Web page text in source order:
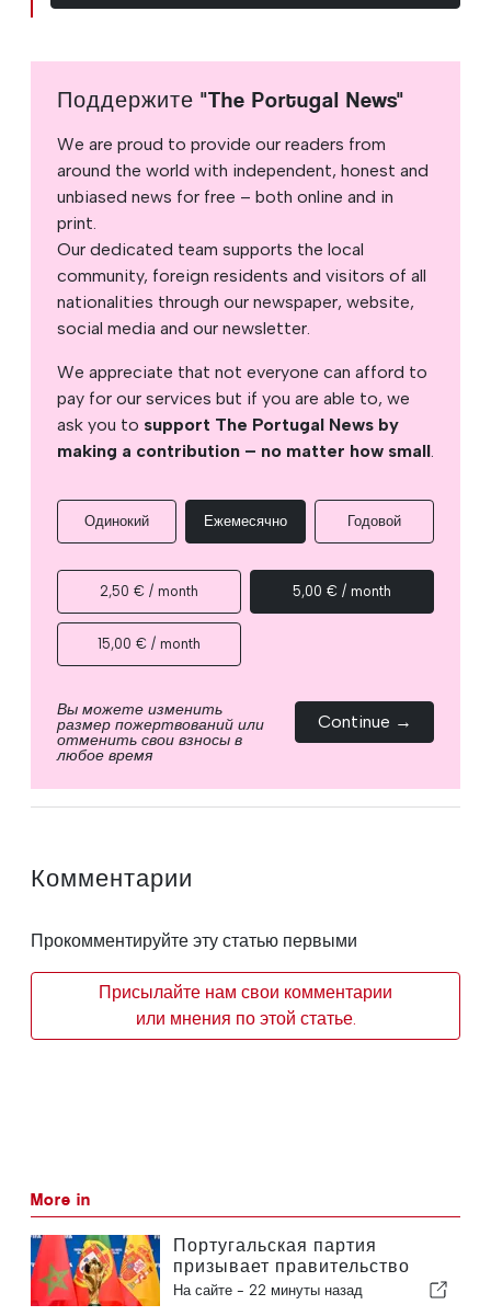
Поддержите "The Portugal News"
We are proud to provide our readers from
around the world with independent, honest and
unbiased news for free – both online and in
print.
Our dedicated team supports the local
community, foreign residents and visitors of all
nationalities through our newspaper, website,
social media and our newsletter.
We appreciate that not everyone can afford to
pay for our services but if you are able to, we
ask you to support The Portugal News by
making a contribution – no matter how small.
Одинокий Ежемесячно Годовой
2,50 € / month 5,00 € / month
15,00 € / month
Вы можете изменить
размер пожертвований или
отменить свои взносы в
любое время
Continue →
Комментарии
Прокомментируйте эту статью первыми
Присылайте нам свои комментарии
или мнения по этой статье.
More in
Португальская партия
призывает правительство
пересмотреть решение о
На сайте - 22 минуты назад